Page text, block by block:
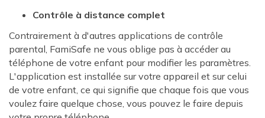
Contrôle à distance complet
Contrairement à d'autres applications de contrôle
parental, FamiSafe ne vous oblige pas à accéder au
téléphone de votre enfant pour modifier les paramètres.
L'application est installée sur votre appareil et sur celui
de votre enfant, ce qui signifie que chaque fois que vous
voulez faire quelque chose, vous pouvez le faire depuis